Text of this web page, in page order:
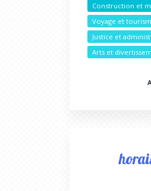
Construction et
Voyage et
Justice et
Arts et